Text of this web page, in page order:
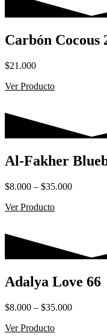
Carbón
$21.000
Ver Producto
Al-Fakher
$8.000 – $35.000Rango
$35.000
Ver Producto
Adalya Love 66
$8.000 – $35.000Rango
Ver Producto